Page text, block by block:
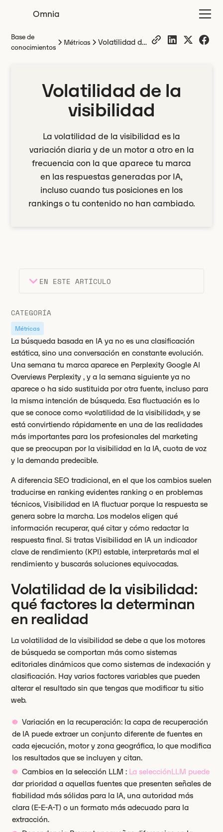
Omnia
Base de
conocimientos
Métricas
Volatilidad de
Volatilidad de la
visibilidad
La volatilidad de la visibilidad es la
variación diaria y de un motor a otro en la
frecuencia con la que aparece tu marca
en las respuestas generadas por IA,
incluso cuando tus posiciones en los
rankings o tu contenido no han cambiado.
EN ESTE ARTÍCULO
Encabezado 2
Encabezado 3
Puntos clave
CATEGORÍA
Métricas
La búsqueda basada en IA ya no es una clasificación
estática, sino una conversación en constante evolución.
Una semana tu marca aparece en Perplexity Google AI
Overviews Perplexity , y a la semana siguiente ya no
aparece o ha sido sustituida por otra fuente, incluso para
la misma intención de búsqueda. Esa fluctuación es lo
que se conoce como «volatilidad de la visibilidad», y se
está convirtiendo rápidamente en una de las realidades
más importantes para los profesionales del marketing
que se preocupan por la visibilidad en la IA, cuota de voz
y la demanda predecible.
A diferencia SEO tradicional, en el que los cambios suelen
traducirse en ranking evidentes ranking o en problemas
técnicos, Visibilidad en IA fluctuar porque la respuesta se
genera sobre la marcha. Los modelos eligen qué
información recuperar, qué citar y cómo redactar la
respuesta final. Si tratas Visibilidad en IA un indicador
clave de rendimiento (KPI) estable, interpretarás mal el
rendimiento y buscarás soluciones equivocadas.
Volatilidad de la visibilidad:
qué factores la determinan
en realidad
La volatilidad de la visibilidad se debe a que los motores
de búsqueda se comportan más como sistemas
editoriales dinámicos que como sistemas de indexación y
clasificación. Hay varios factores variables que pueden
alterar el resultado sin que tengas que modificar tu sitio
web.
Variación en la recuperación: la capa de recuperación
de IA puede extraer un conjunto diferente de fuentes en
cada ejecución, motor y zona geográfica, lo que modifica
los resultados que se incluyen y citan.
Cambios en la selección LLM : La selecciónLLM puede
dar prioridad a aquellas fuentes que presenten señales de
fiabilidad más sólidas para la IA, una autoridad más
clara (E-E-A-T) o un formato más adecuado para la
extracción.